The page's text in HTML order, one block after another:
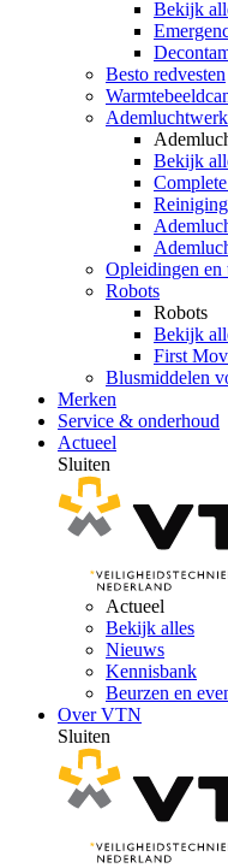
Bekijk
Besto redvesten
Bekijk
Opleidingen en
Robots
Robots
Bekijk
First
Blusmiddelen
Merken
Service & onderhoud
Actueel
Sluiten
Actueel
Bekijk alles
Nieuws
Kennisbank
Beurzen en
Over VTN
Sluiten